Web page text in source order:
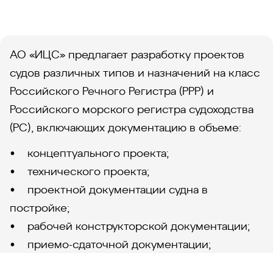
АО «ИЦС» предлагает разработку проектов
судов различных типов и назначений на класс
Российского Речного Регистра (РРР) и
Российского морского регистра судоходства
(РС), включающих документацию в объеме:
• концептуального проекта;
• технического проекта;
• проектной документации судна в
постройке;
• рабочей конструкторской документации;
• приемо-сдаточной документации;